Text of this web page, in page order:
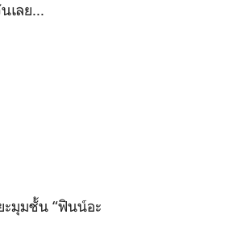
เลย...
ะมุมชั้น “ฟินน์อะ